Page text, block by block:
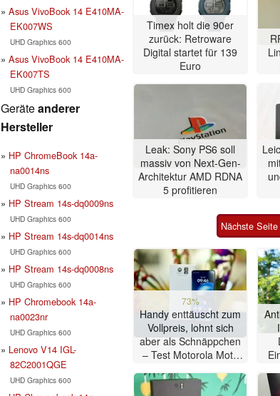
Asus VivoBook 14 E410MA-
EK007WS
UHD Graphics 600
Asus VivoBook 14 E410MA-
EK007TS
UHD Graphics 600
Geräteanderer
Hersteller
HP ChromeBook 14a-
na0014ns
UHD Graphics 600
HP Stream 14s-dq0009ns
UHD Graphics 600
HP Stream 14s-dq0014ns
UHD Graphics 600
HP Stream 14s-dq0008ns
UHD Graphics 600
HP Chromebook 14a-
na0023nr
UHD Graphics 600
Lenovo V14 IGL-
82C2001QGE
UHD Graphics 600
Timex holt die 90er
zurück: Retroware
Digital startet für 139
Euro
Leak: Sony PS6 soll
massiv von Next-Gen-
Architektur AMD RDNA
5 profitieren
Nächste Seite
73%
Handy enttäuscht zum
Vollpreis, lohnt sich
aber als Schnäppchen
– Test Motorola Moto